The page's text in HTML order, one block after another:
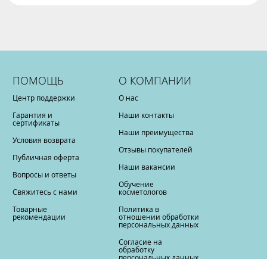
ПОМОЩЬ
Центр поддержки
Гарантия и
сертификаты
Условия возврата
Публичная оферта
Вопросы и ответы
Свяжитесь с нами
Товарные
рекомендации
О КОМПАНИИ
О нас
Наши контакты
Наши преимущества
Отзывы покупателей
Наши вакансии
Обучение
косметологов
Политика в
отношении обработки
персональных данных
Согласие на
обработку